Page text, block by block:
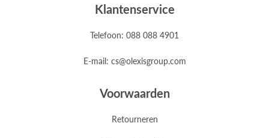
Klantenservice
Telefoon: 088 088 4901
E-mail: cs@olexisgroup.com
Voorwaarden
Retourneren